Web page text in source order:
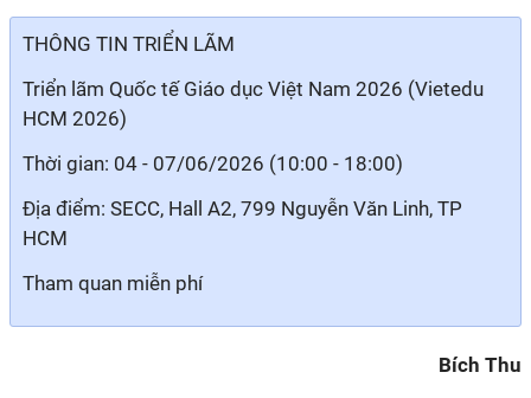
THÔNG TIN TRIỂN LÃM
Triển lãm Quốc tế Giáo dục Việt Nam 2026 (Vietedu
HCM 2026)
Thời gian: 04 - 07/06/2026 (10:00 - 18:00)
Địa điểm: SECC, Hall A2, 799 Nguyễn Văn Linh, TP
HCM
Tham quan miễn phí
Bích Thu